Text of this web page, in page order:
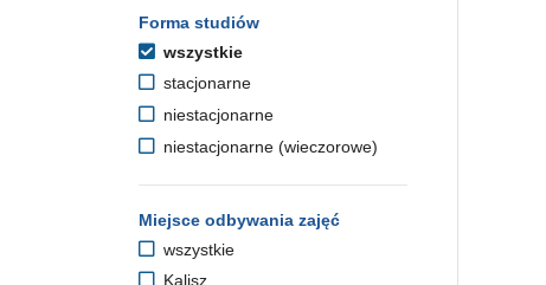
Forma studiów
wszystkie
stacjonarne
niestacjonarne
niestacjonarne (wieczorowe)
Miejsce odbywania zajęć
wszystkie
Kalisz